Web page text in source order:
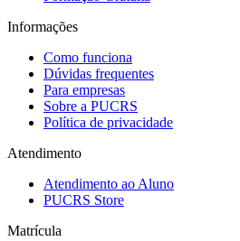
Informações
Como funciona
Dúvidas frequentes
Para empresas
Sobre a PUCRS
Política de privacidade
Atendimento
Atendimento ao Aluno
PUCRS Store
Matrícula